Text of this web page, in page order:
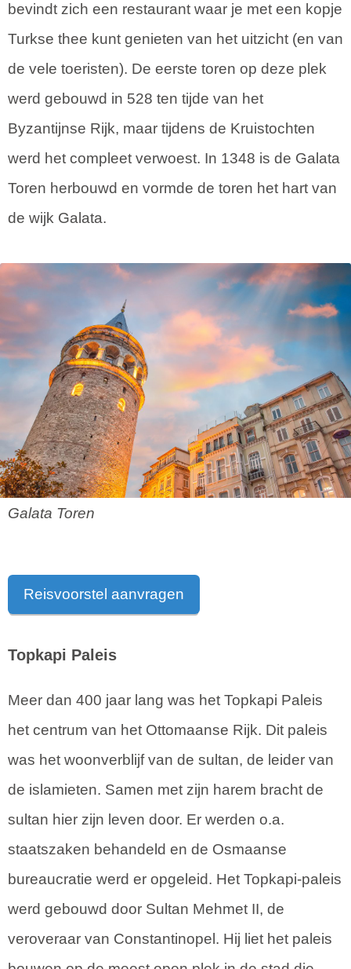
bevindt zich een restaurant waar je met een kopje
Turkse thee kunt genieten van het uitzicht (en van
de vele toeristen). De eerste toren op deze plek
werd gebouwd in 528 ten tijde van het
Byzantijnse Rijk, maar tijdens de Kruistochten
werd het compleet verwoest. In 1348 is de Galata
Toren herbouwd en vormde de toren het hart van
de wijk Galata.
Galata Toren
Reisvoorstel aanvragen
Topkapi Paleis
Meer dan 400 jaar lang was het Topkapi Paleis
het centrum van het Ottomaanse Rijk. Dit paleis
was het woonverblijf van de sultan, de leider van
de islamieten. Samen met zijn harem bracht de
sultan hier zijn leven door. Er werden o.a.
staatszaken behandeld en de Osmaanse
bureaucratie werd er opgeleid. Het Topkapi-paleis
werd gebouwd door Sultan Mehmet II, de
veroveraar van Constantinopel. Hij liet het paleis